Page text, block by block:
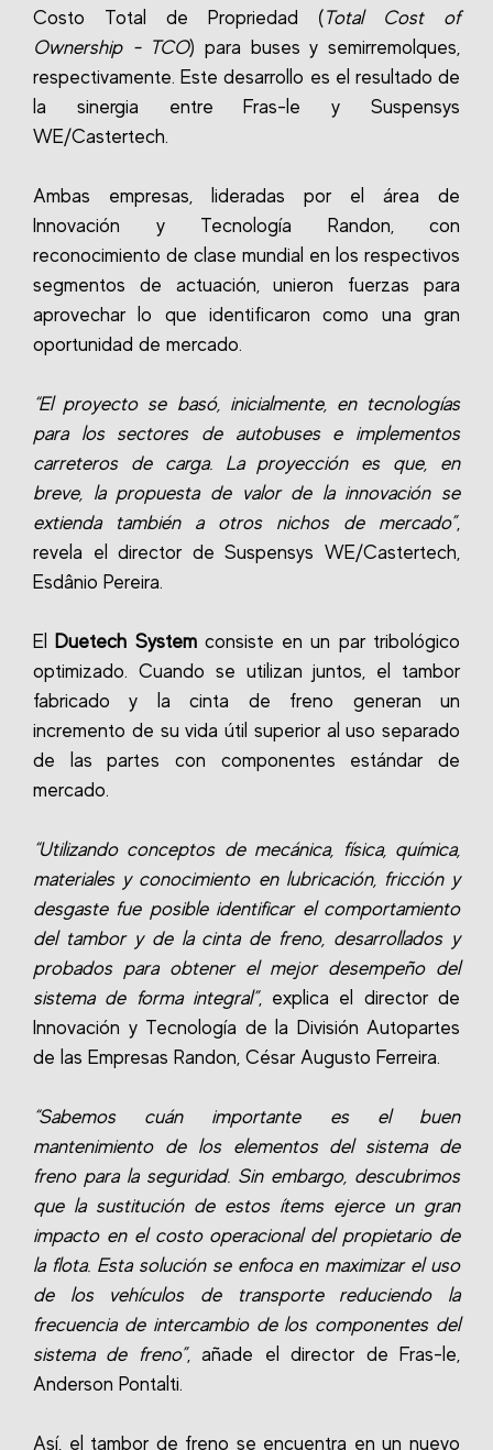
Costo Total de Propriedad (Total Cost of
Ownership - TCO) para buses y semirremolques,
respectivamente. Este desarrollo es el resultado de
la sinergia entre Fras-le y Suspensys
WE/Castertech.
Ambas empresas, lideradas por el área de
Innovación y Tecnología Randon, con
reconocimiento de clase mundial en los respectivos
segmentos de actuación, unieron fuerzas para
aprovechar lo que identificaron como una gran
oportunidad de mercado.
“El proyecto se basó, inicialmente, en tecnologías
para los sectores de autobuses e implementos
carreteros de carga. La proyección es que, en
breve, la propuesta de valor de la innovación se
extienda también a otros nichos de mercado”,
revela el director de Suspensys WE/Castertech,
Esdânio Pereira.
El Duetech Systemconsiste en un par tribológico
optimizado. Cuando se utilizan juntos, el tambor
fabricado y la cinta de freno generan un
incremento de su vida útil superior al uso separado
de las partes con componentes estándar de
mercado.
“Utilizando conceptos de mecánica, física, química,
materiales y conocimiento en lubricación, fricción y
desgaste fue posible identificar el comportamiento
del tambor y de la cinta de freno, desarrollados y
probados para obtener el mejor desempeño del
sistema de forma integral”, explica el director de
Innovación y Tecnología de la División Autopartes
de las Empresas Randon, César Augusto Ferreira.
“Sabemos cuán importante es el buen
mantenimiento de los elementos del sistema de
freno para la seguridad. Sin embargo, descubrimos
que la sustitución de estos ítems ejerce un gran
impacto en el costo operacional del propietario de
la flota. Esta solución se enfoca en maximizar el uso
de los vehículos de transporte reduciendo la
frecuencia de intercambio de los componentes del
sistema de freno”, añade el director de Fras-le,
Anderson Pontalti.
Así, el tambor de freno se encuentra en un nuevo